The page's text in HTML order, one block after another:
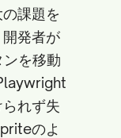
課題を
発者が
を移動
れず失
のよ